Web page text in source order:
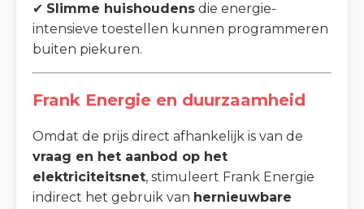
✔ Slimme huishoudens die energie-
intensieve toestellen kunnen programmeren
buiten piekuren.
Frank Energie en duurzaamheid
Omdat de prijs direct afhankelijk is van de
vraag en het aanbod op het
elektriciteitsnet, stimuleert Frank Energie
indirect het gebruik van hernieuwbare